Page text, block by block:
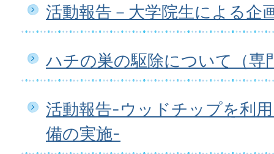
活動報告－大学院生による企
ハチの巣の駆除について（専
活動報告-ウッドチップを利
備の実施-